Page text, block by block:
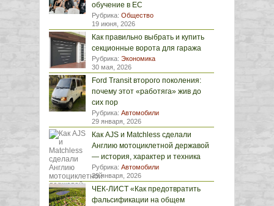
обучение в ЕС
Рубрика: Общество
19 июня, 2026
Как правильно выбрать и купить
секционные ворота для гаража
Рубрика: Экономика
30 мая, 2026
Ford Transit второго поколения:
почему этот «работяга» жив до
сих пор
Рубрика: Автомобили
29 января, 2026
Как AJS и Matchless сделали
Англию мотоциклетной державой
— история, характер и техника
Рубрика: Автомобили
29 января, 2026
ЧЕК-ЛИСТ «Как предотвратить
фальсификации на общем